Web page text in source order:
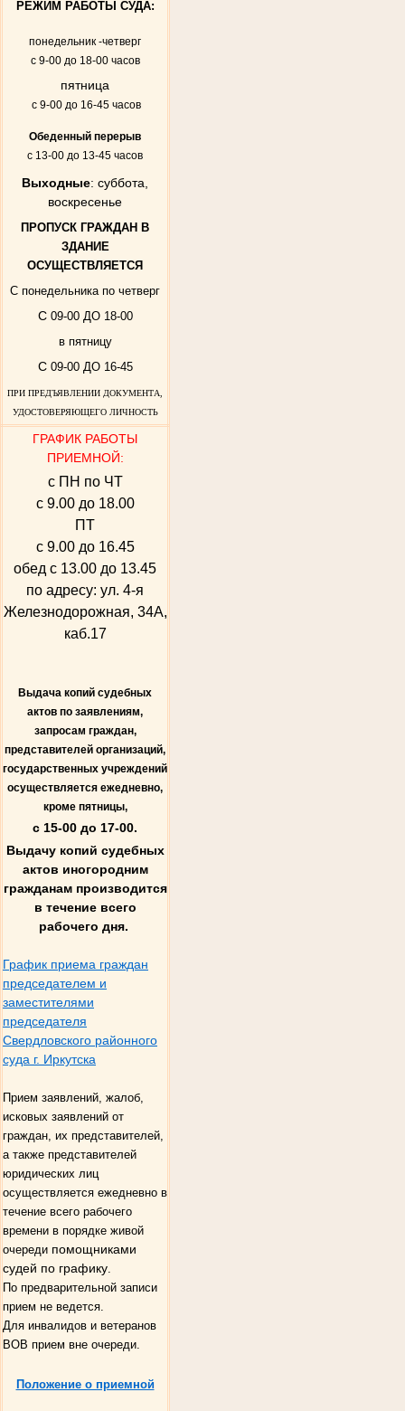
РЕЖИМ РАБОТЫ СУДА:
понедельник -четверг
с 9-00 до 18-00 часов
пятница
с 9-00 до 16-45 часов
Обеденный перерыв
с 13-00 до 13-45 часов
Выходные: суббота,
воскресенье
ПРОПУСК ГРАЖДАН В
ЗДАНИЕ
ОСУЩЕСТВЛЯЕТСЯ
С понедельника по четверг
С09-00 ДО 18-00
в пятницу
С09-00 ДО 16-45
ПРИ ПРЕДЪЯВЛЕНИИ ДОКУМЕНТА,
УДОСТОВЕРЯЮЩЕГО ЛИЧНОСТЬ
ГРАФИК РАБОТЫ
ПРИЕМНОЙ:
с ПН по ЧТ
с 9.00 до 18.00
ПТ
с 9.00 до 16.45
обед с 13.00 до 13.45
по адресу: ул. 4-я
Железнодорожная, 34А,
каб.17
Выдача копий судебных
актов по заявлениям,
запросам граждан,
представителей организаций,
государственных учреждений
осуществляется ежедневно,
кроме пятницы,
с 15-00 до 17-00.
Выдачу копий судебных
актов иногородним
гражданам производится
в течение всего
рабочего дня.
График приема граждан
председателем и
заместителями
председателя
Свердловского районного
суда г. Иркутска
Прием заявлений, жалоб,
исковых заявлений от
граждан, их представителей,
а также представителей
юридических лиц
осуществляется ежедневно в
течение всего рабочего
времени в порядке живой
очереди помощниками
судей по графику
По предварительной записи
прием не ведется.
Для инвалидов и ветеранов
ВОВ прием вне очереди.
Положение о приемной